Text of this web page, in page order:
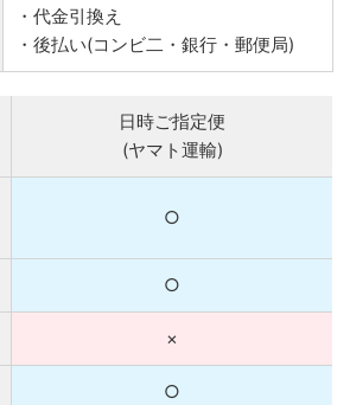
・代金引換え
・後払い(コンビ二・銀行・郵便局)
日時ご指定便
(ヤマト運輸)
○
○
×
○